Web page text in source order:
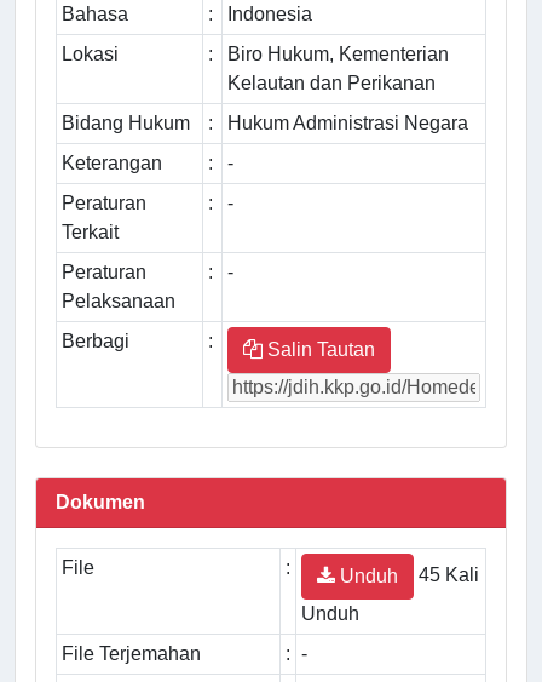
Bahasa :
Indonesia
Lokasi
:
Biro Hukum, Kementerian
Kelautan dan Perikanan
Bidang Hukum
:
Hukum Administrasi Negara
Keterangan
:
-
Peraturan
Terkait
: -
Peraturan
Pelaksanaan
: -
Berbagi : Salin Tautan
Dokumen
File : Unduh
45 Kali
Unduh
File Terjemahan
: -